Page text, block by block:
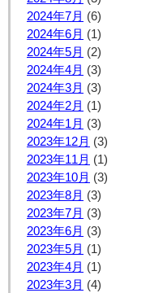
2024年7月 (6)
2024年6月 (1)
2024年5月 (2)
2024年4月 (3)
2024年3月 (3)
2024年2月 (1)
2024年1月 (3)
2023年12月 (3)
2023年11月 (1)
2023年10月 (3)
2023年8月 (3)
2023年7月 (3)
2023年6月 (3)
2023年5月 (1)
2023年4月 (1)
2023年3月 (4)